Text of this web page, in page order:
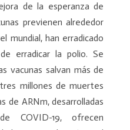
de la esperanza de
previenen alrededor
mundial, han erradicado
erradicar la polio. Se
vacunas salvan más de
millones de muertes
de ARNm, desarrolladas
COVID-19, ofrecen